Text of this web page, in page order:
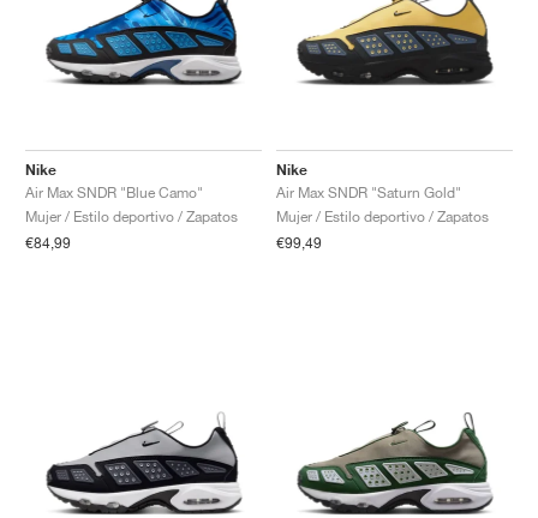
Nike
Air Max SNDR "Blue Camo"
Mujer / Estilo deportivo / Zapatos
€84,99
Nike
Air Max SNDR "Saturn Gold"
Mujer / Estilo deportivo / Zapatos
€99,49